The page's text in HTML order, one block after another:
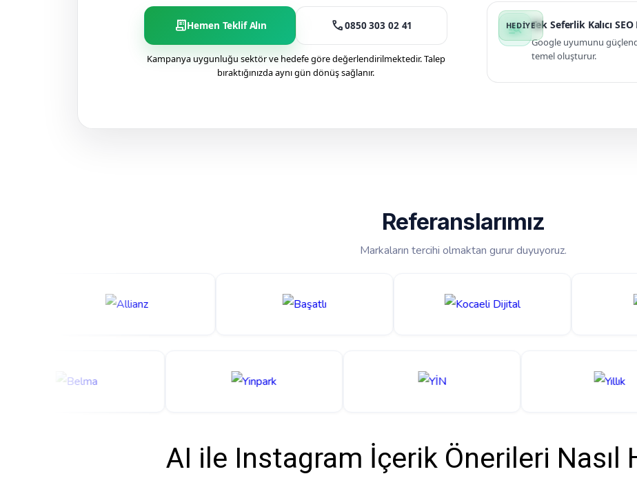
receipt_longHemen Teklif Alın call0850 303 02 41
Kampanya uygunluğu sektör ve hedefe göre değerlendirilmektedir. Talep
bıraktığınızda aynı gün dönüş sağlanır.
manage_search Tek Seferlik Kalıcı
Google uyumunu
temel oluşturur.
Referanslarımız
Markaların tercihi olmaktan gurur duyuyoruz.
AI ile Instagram İçerik Önerileri Nasıl